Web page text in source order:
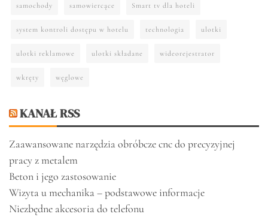
samochody samowiercące Smart tv dla hoteli
system kontroli dostępu w hotelu technologia ulotki
ulotki reklamowe ulotki składane wideorejestrator
wkręty węglowe
KANAŁ RSS
Zaawansowane narzędzia obróbcze cnc do precyzyjnej
pracy z metalem
Beton i jego zastosowanie
Wizyta u mechanika – podstawowe informacje
Niezbędne akcesoria do telefonu